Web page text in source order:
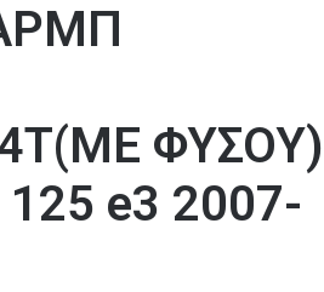
ΦΥΣΟΥ)
125 e3 2007-